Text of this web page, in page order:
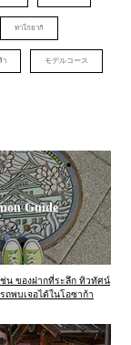
ทาโกยากิ
า モデルコース
Guide
ช่น ของฝากที่ระลึก ทิวทัศน์
ถพบเจอได้ในโอซาก้า